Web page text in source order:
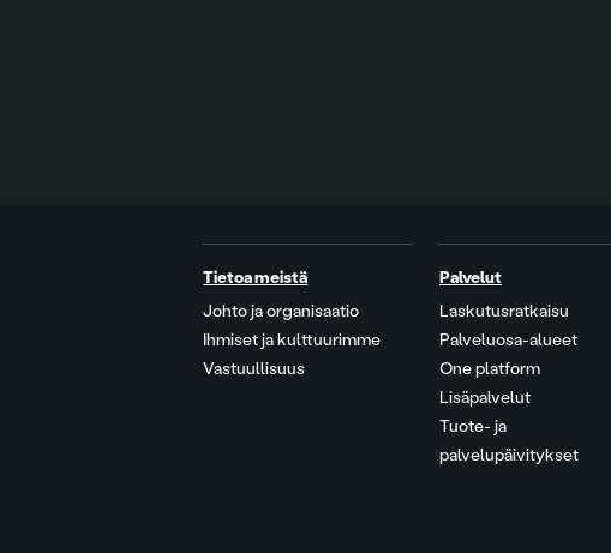
Tietoa meistä
Johto ja organisaatio
Ihmiset ja kulttuurimme
Vastuullisuus
Palvelut
Laskutusratkaisu
Palveluosa-alueet
One platform
Lisäpalvelut
Tuote- ja
palvelupäivitykset